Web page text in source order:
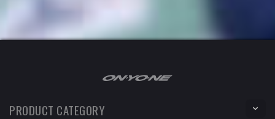
PRODUCT CATEGORY